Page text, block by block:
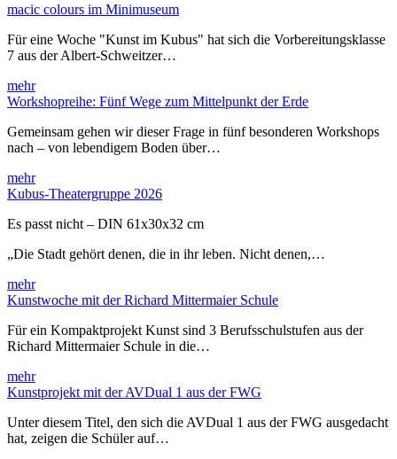
macic colours im Minimuseum
Für eine Woche "Kunst im Kubus" hat sich die Vorbereitungsklasse
7 aus der Albert-Schweitzer…
mehr
Workshopreihe: Fünf Wege zum Mittelpunkt der Erde
Gemeinsam gehen wir dieser Frage in fünf besonderen Workshops
nach – von lebendigem Boden über…
mehr
Kubus-Theatergruppe 2026
Es passt nicht – DIN 61x30x32 cm
„Die Stadt gehört denen, die in ihr leben. Nicht denen,…
mehr
Kunstwoche mit der Richard Mittermaier Schule
Für ein Kompaktprojekt Kunst sind 3 Berufsschulstufen aus der
Richard Mittermaier Schule in die…
mehr
Kunstprojekt mit der AVDual 1 aus der FWG
Unter diesem Titel, den sich die AVDual 1 aus der FWG ausgedacht
hat, zeigen die Schüler auf…